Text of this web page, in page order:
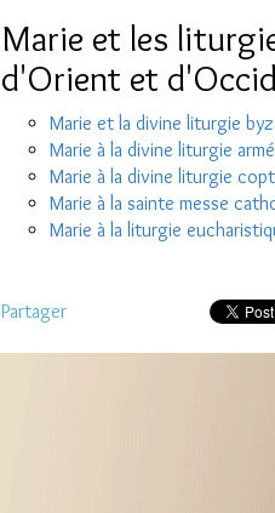
Marie et les
d'Orient et
Marie et la divine liturgie
Marie à la divine liturgie
Marie à la divine liturgie
Marie à la sainte messe
Marie à la liturgie
Partager